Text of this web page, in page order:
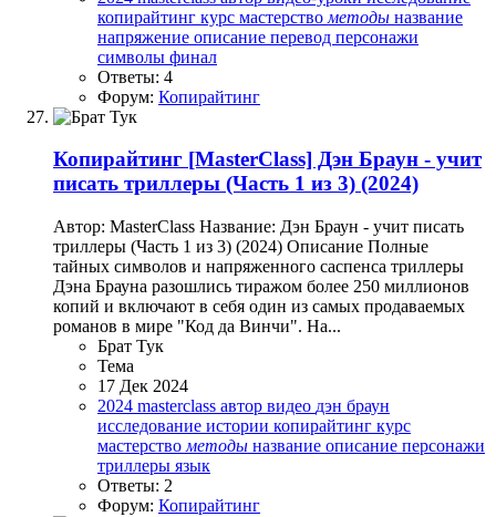
копирайтинг курс мастерство методы название
напряжение описание перевод персонажи
символы финал
Ответы: 4
Форум: Копирайтинг
Копирайтинг [MasterClass] Дэн Браун - учит
писать триллеры (Часть 1 из 3) (2024)
Автор: MasterClass Название: Дэн Браун - учит писать
триллеры (Часть 1 из 3) (2024) Описание Полные
тайных символов и напряженного саспенса триллеры
Дэна Брауна разошлись тиражом более 250 миллионов
копий и включают в себя один из самых продаваемых
романов в мире "Код да Винчи". На...
Брат Тук
Тема
17 Дек 2024
2024 masterclass автор видео дэн браун
исследование истории копирайтинг курс
мастерство методы название описание персонажи
триллеры язык
Ответы: 2
Форум: Копирайтинг